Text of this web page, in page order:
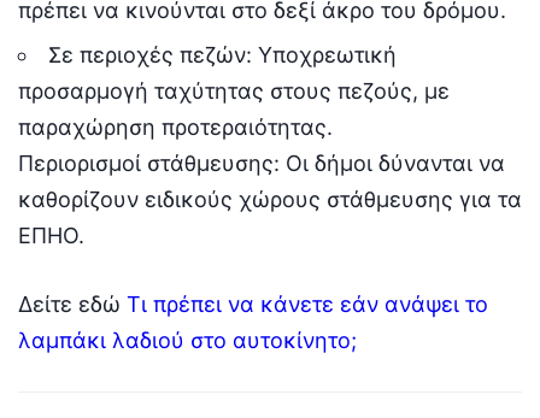
πρέπει να κινούνται στο δεξί άκρο του δρόμου.
Σε περιοχές πεζών: Υποχρεωτική
προσαρμογή ταχύτητας στους πεζούς, με
παραχώρηση προτεραιότητας.
Περιορισμοί στάθμευσης: Οι δήμοι δύνανται να
καθορίζουν ειδικούς χώρους στάθμευσης για τα
ΕΠΗΟ.
Δείτε εδώ Τι πρέπει να κάνετε εάν ανάψει το
λαμπάκι λαδιού στο αυτοκίνητο;